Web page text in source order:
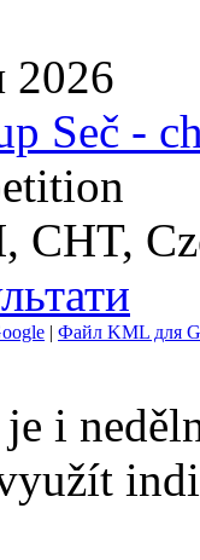
2026
Seč -
CHT,
| Файл KML для
i